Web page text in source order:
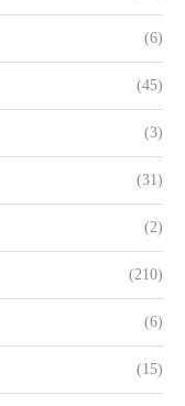
(6)
(45)
(3)
(31)
(2)
(210)
(6)
(15)